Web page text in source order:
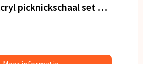
Sagaform Acryl picknickschaal set van 4